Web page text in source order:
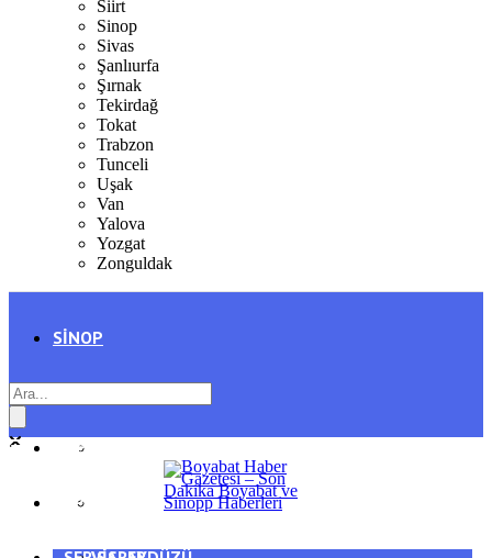
Siirt
Sinop
Sivas
Şanlıurfa
Şırnak
Tekirdağ
Tokat
Trabzon
Tunceli
Uşak
Van
Yalova
Yozgat
Zonguldak
SINOP
AYANCIK
GENEL
SPOR